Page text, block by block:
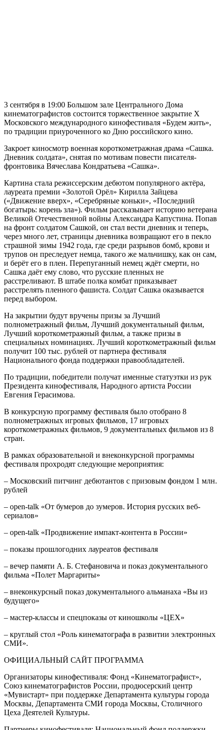
3 сентября в 19:00 Большом зале Центрального Дома
кинематографистов состоится торжественное закрытие X
Московского международного кинофестиваля «Будем жить»,
по традиции приуроченного ко Дню российского кино.
Закроет киносмотр военная короткометражная драма «Сашка.
Дневник солдата», снятая по мотивам повести писателя-
фронтовика Вячеслава Кондратьева «Сашка».
Картина стала режиссерским дебютом популярного актёра,
лауреата премии «Золотой Орёл» Кирилла Зайцева
(«Движение вверх», «Серебряные коньки», «Последний
богатырь: корень зла»). Фильм рассказывает историю ветерана
Великой Отечественной войны Александра Капустина. Попав
на фронт солдатом Сашкой, он стал вести дневник и теперь,
через много лет, страницы дневника возвращают его в пекло
страшной зимы 1942 года, где среди разрывов бомб, крови и
трупов он преследует немца, такого же мальчишку, как он сам,
и берёт его в плен. Перепуганный немец ждёт смерти, но
Сашка даёт ему слово, что русские пленных не
расстреливают. В штабе полка комбат приказывает
расстрелять пленного фашиста. Солдат Сашка оказывается
перед выбором.
На закрытии будут вручены призы за Лучший
полнометражный фильм, Лучший документальный фильм,
Лучший короткометражный фильм, а также призы в
специальных номинациях. Лучший короткометражный фильм
получит 100 тыс. рублей от партнера фестиваля
Национального фонда поддержки правообладателей.
По традиции, победители получат именные статуэтки из рук
Президента кинофестиваля, Народного артиста России
Евгения Герасимова.
В конкурсную программу фестиваля было отобрано 8
полнометражных игровых фильмов, 17 игровых
короткометражных фильмов, 9 документальных фильмов из 8
стран.
В рамках образовательной и внеконкурсной программы
фестиваля прохродят следующие мероприятия:
‒ Московский питчинг дебютантов с призовым фондом 1 млн.
рублей
‒ open-talk «От бумеров до зумеров. История русских веб-
сериалов»
‒ open-talk «Продвижение импакт-контента в России»
‒ показы прошлогодних лауреатов фестиваля
‒ вечер памяти А. Б. Стефановича и показ документального
фильма «Полет Маргариты»
‒ внеконкурсный показ документального альманаха «Вы из
будущего»
‒ мастер-классы и спецпоказы от киношколы «ЦЕХ»
– круглый стол «Роль кинематографа в развитии электронных
СМИ».
ОФИЦИАЛЬНЫЙ САЙТ ПРОГРАММА
Организаторы кинофестиваля: Фонд «Кинематографист»,
Союз кинематографистов России, продюсерский центр
«Мувистарт» при поддержке Департамента культуры города
Москвы, Департамента СМИ города Москвы, Столичного
Цеха Деятелей Культуры.